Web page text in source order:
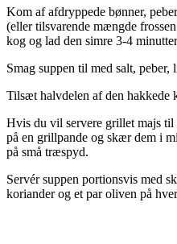
Kom af afdryppede bønner,
(eller tilsvarende mængde
kog og lad den simre 3-4
Smag suppen til med salt,
Tilsæt halvdelen af den hakkede
Hvis du vil servere grillet majs
på en grillpande og skær dem i
på små træspyd.
Servér suppen portionsvis med
koriander og et par oliven på